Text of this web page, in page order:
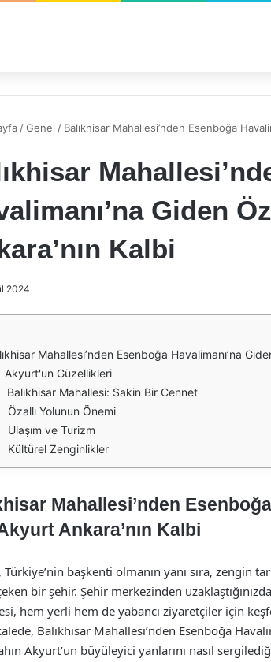
/Genel / Balıkhisar Mahallesi’nden Esenboğa
Giden
Kalbi
2024
Mahallesi’nden Esenboğa Havalimanı’na
Akyurt'un Güzellikleri
Balıkhisar Mahallesi: Sakin Bir Cennet
Özallı Yolunun Önemi
Ulaşım ve Turizm
Kültürel Zenginlikler
Mahallesi’nden
Ankara’nın Kalbi
Türkiye’nin başkenti olmanın yanı sıra, zengin
bir şehir. Şehir merkezinden
hem yerli hem de yabancı ziyaretçiler için
Balıkhisar Mahallesi’nden Esenboğa
Akyurt’un büyüleyici yanlarını nasıl